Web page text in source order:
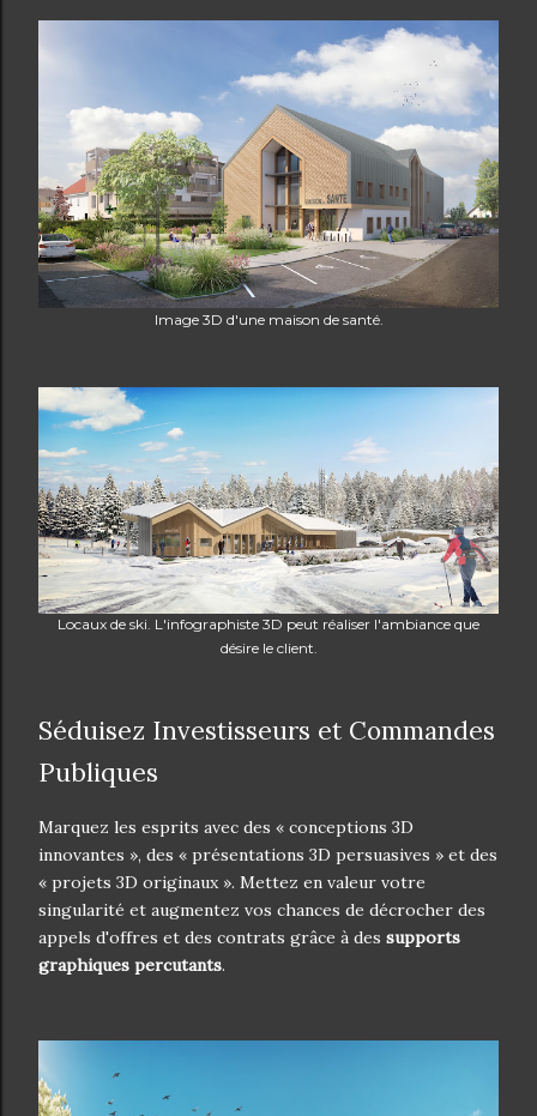
Image 3D d'une maison de santé.
Locaux de ski. L'infographiste 3D peut réaliser l'ambiance que
désire le client.
Séduisez Investisseurs et Commandes
Publiques
Marquez les esprits avec des « conceptions 3D
innovantes », des « présentations 3D persuasives » et des
« projets 3D originaux ». Mettez en valeur votre
singularité et augmentez vos chances de décrocher des
appels d'offres et des contrats grâce à des supports
graphiques percutants.